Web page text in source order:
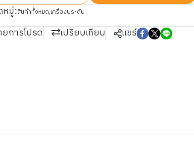
หมู่:สินค้าทั้งหมด,เครื่องประดับ
ยการโปรด เปรียบเทียบ แชร์